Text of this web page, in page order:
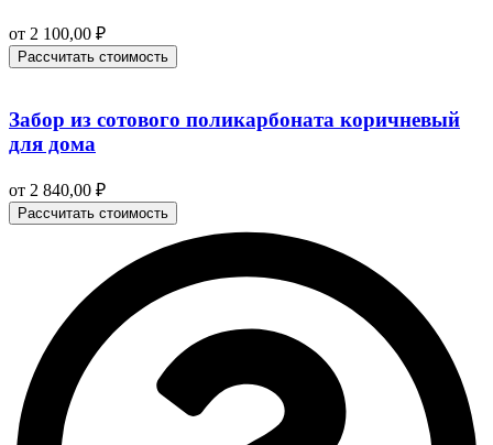
от 2 100,00 ₽
Рассчитать стоимость
Забор из сотового поликарбоната коричневый
для дома
от 2 840,00 ₽
Рассчитать стоимость